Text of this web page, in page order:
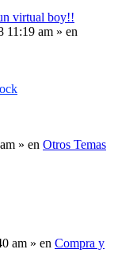
virtual boy!!
11:19 am » en
» en Otros Temas
am » en Compra y